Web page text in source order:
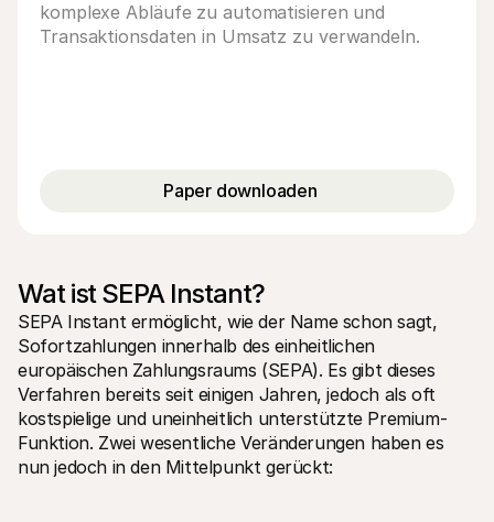
komplexe Abläufe zu automatisieren und
Transaktionsdaten in Umsatz zu verwandeln.
Paper downloaden
Wat ist SEPA Instant?
SEPA Instant ermöglicht, wie der Name schon sagt,
Sofortzahlungen innerhalb des einheitlichen
europäischen Zahlungsraums (SEPA). Es gibt dieses
Verfahren bereits seit einigen Jahren, jedoch als oft
kostspielige und uneinheitlich unterstützte Premium-
Funktion. Zwei wesentliche Veränderungen haben es
nun jedoch in den Mittelpunkt gerückt: